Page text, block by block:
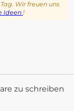
Wir freuen uns
Ideen !
zu schreiben